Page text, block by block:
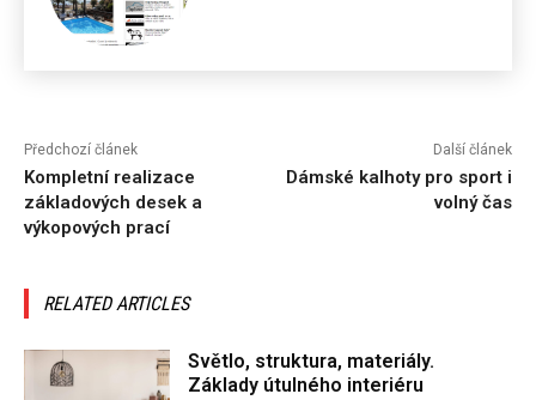
Předchozí článek
Kompletní realizace
základových desek a
výkopových prací
Další článek
Dámské kalhoty pro sport i
volný čas
RELATED ARTICLES
Světlo, struktura, materiály.
Základy útulného interiéru